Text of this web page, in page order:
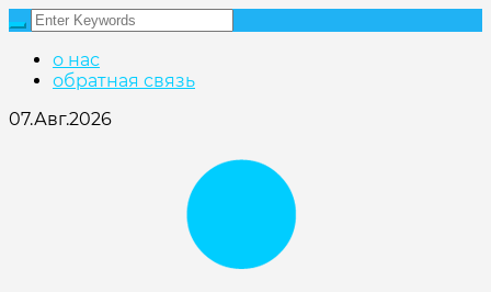
о нас
обратная связь
07.Авг.2026